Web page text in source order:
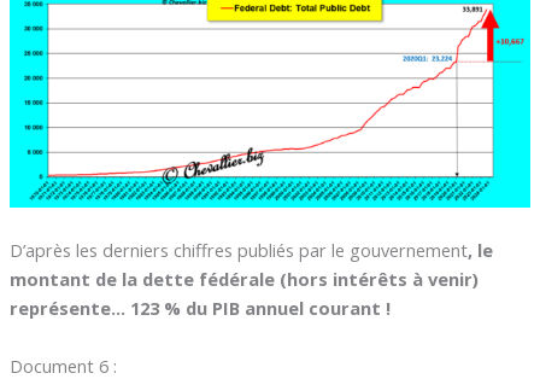
D’après les derniers chiffres publiés par le gouvernement, le
montant de la dette fédérale (hors intérêts à venir)
représente… 123 % du PIB annuel courant !
Document 6 :